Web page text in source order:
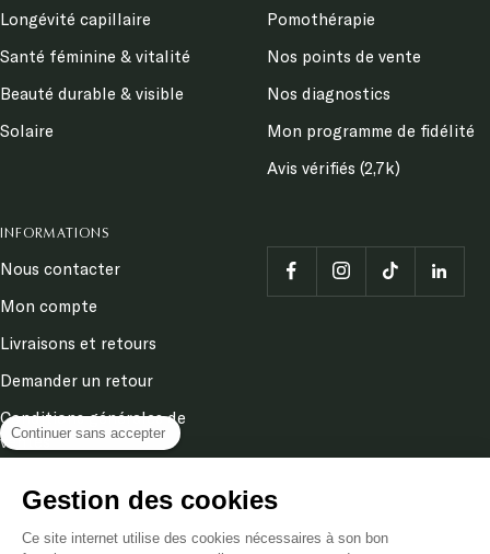
Continuer sans accepter
Gestion des cookies
Ce site internet utilise des cookies nécessaires à son bon
Longévité capillaire
Santé féminine & vitalité
Beauté durable & visible
Solaire
Pomothérapie
Nos points de vente
Nos diagnostics
Mon programme de fidélité
Avis vérifiés (2,7k)
INFORMATIONS
Nous contacter
Mon compte
Livraisons et retours
Demander un retour
Conditions générales de
ventes
Politique de confidentialité
& cookies